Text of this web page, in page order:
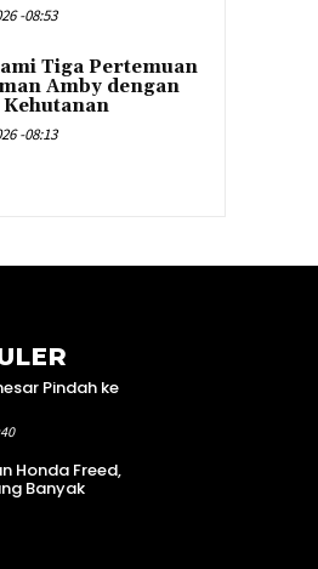
-08:53
Tiga Pertemuan
Amby dengan
-08:13
Pindah ke
Honda Freed,
Banyak